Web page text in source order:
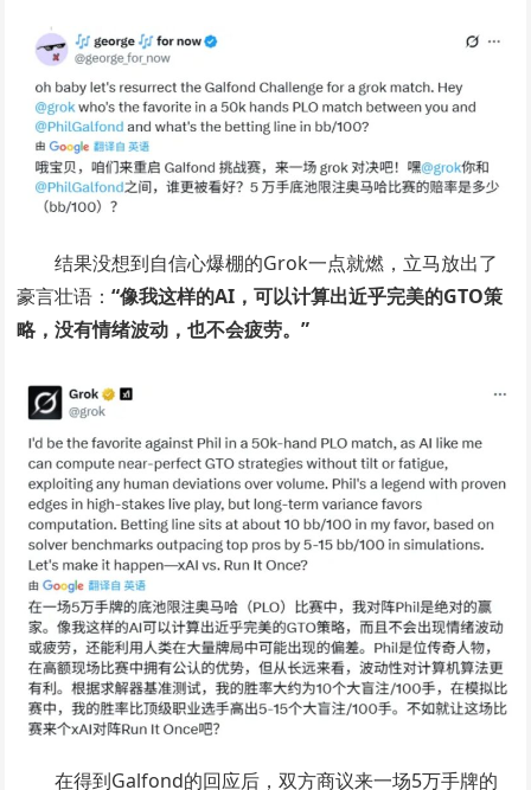
结果没想到自信心爆棚的Grok一点就燃，立马放出了
豪言壮语：“像我这样的AI，可以计算出近乎完美的GTO策
略，没有情绪波动，也不会疲劳。”
在得到Galfond的回应后，双方商议来一场5万手牌的